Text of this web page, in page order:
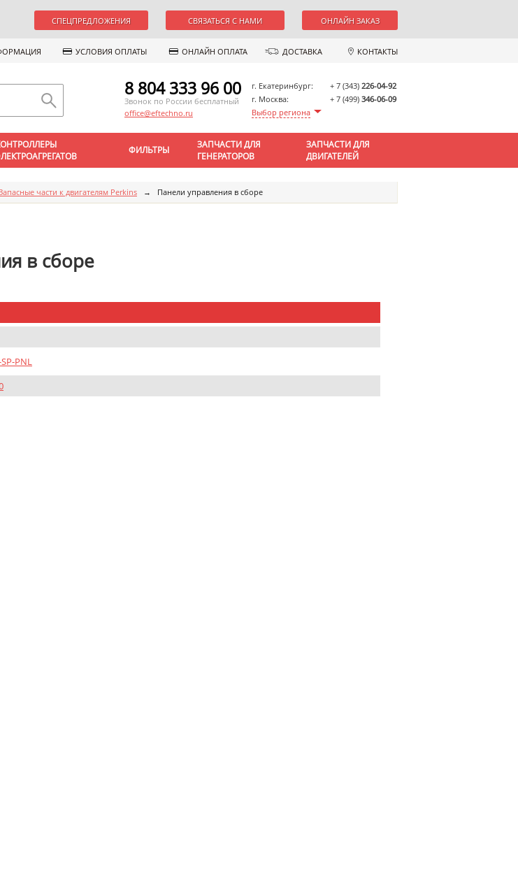
СПЕЦПРЕДЛОЖЕНИЯ СВЯЗАТЬСЯ С НАМИ ОНЛАЙН ЗАКАЗ
УСЛОВИЯ ОПЛАТЫ ОНЛАЙН ОПЛАТА ДОСТАВКА КОНТАКТЫ
г. Екатеринбург: + 7 (343) 226-04-92
г. Москва:
+ 7 (499) 346-06-09
Выбор региона
8 804 333 96 00
Звонок по России бесплатный
office@eftechno.ru
ФИЛЬТРЫ
ЗАПЧАСТИ ДЛЯ
ГЕНЕРАТОРОВ
ЗАПЧАСТИ ДЛЯ
ДВИГАТЕЛЕЙ
части к двигателям Perkins → Панели управления в сборе
в сборе
PNL